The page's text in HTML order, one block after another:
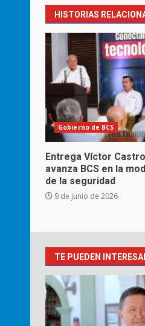
HISTORIAS
Gobierno de BCS
Entrega Víctor
avanza BCS en la
de la seguridad
9 de junio de 2026
TE PUEDEN